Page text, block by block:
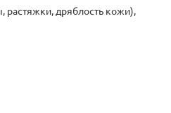
дряблость кожи),